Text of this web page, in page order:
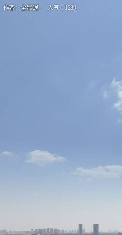
作者：全景通 人气 : 1289